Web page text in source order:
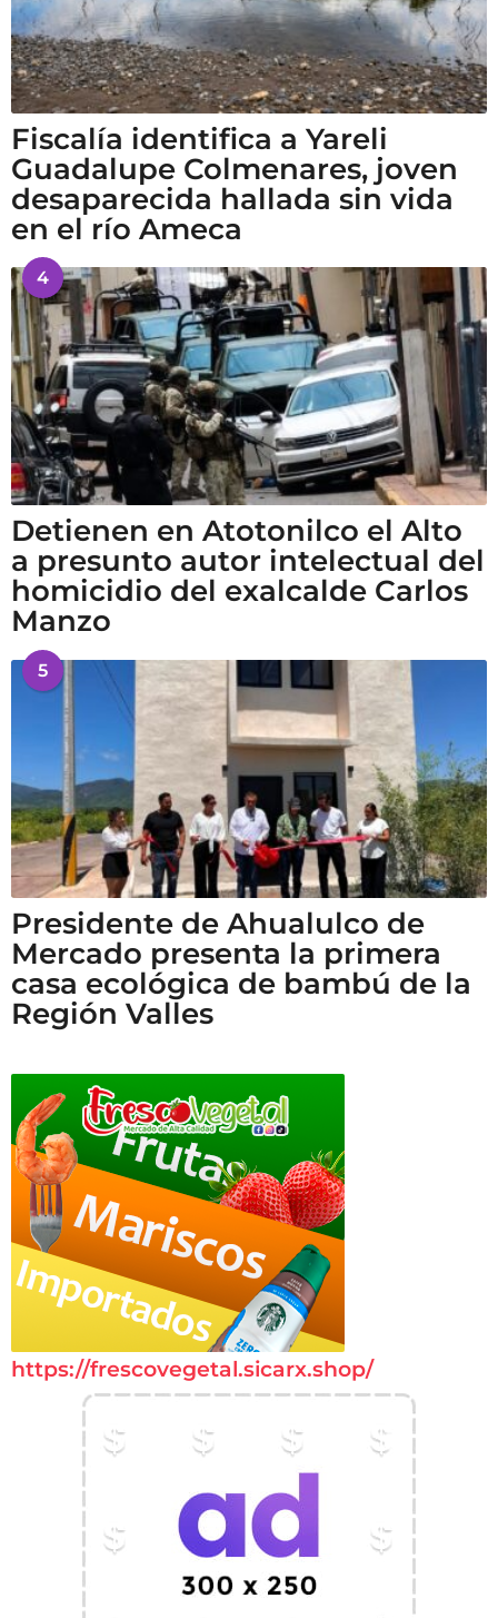
Fiscalía identifica a Yareli
Guadalupe Colmenares, joven
desaparecida hallada sin vida
en el río Ameca
4
Detienen en Atotonilco el Alto
a presunto autor intelectual del
homicidio del exalcalde Carlos
Manzo
5
Presidente de Ahualulco de
Mercado presenta la primera
casa ecológica de bambú de la
Región Valles
https://frescovegetal.sicarx.shop/